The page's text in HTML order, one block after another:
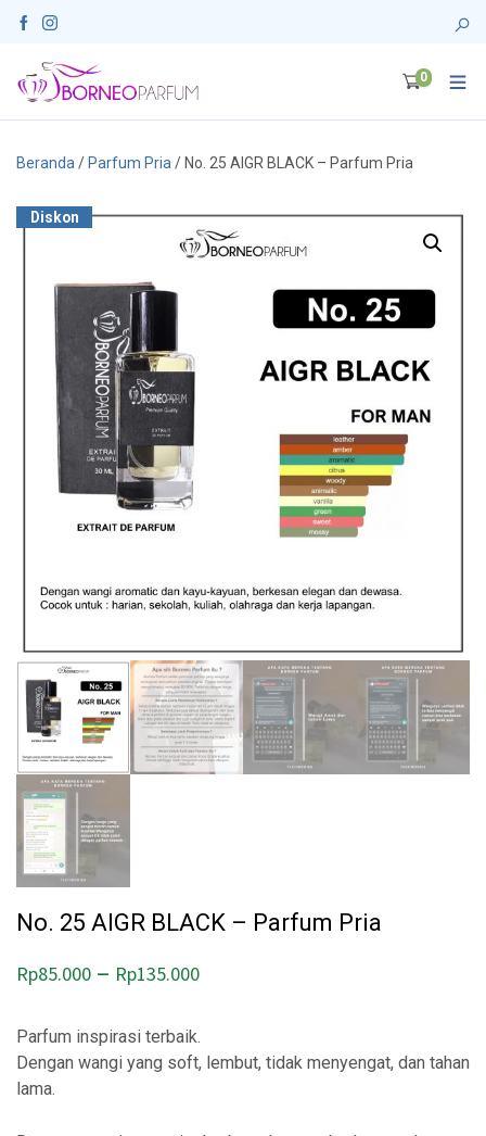
0
Beranda / Parfum Pria / No. 25 AIGR BLACK – Parfum Pria
Diskon
No. 25 AIGR BLACK – Parfum Pria
Rp85.000 – Rp135.000
Parfum inspirasi terbaik.
Dengan wangi yang soft, lembut, tidak menyengat, dan tahan
lama.